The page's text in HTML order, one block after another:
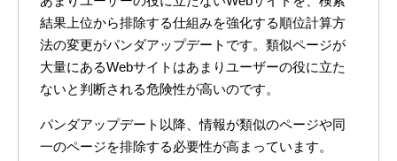
結果上位から排除する仕組みを強化する順位計算方
法の変更がパンダアップデートです。類似ページが
大量にあるWebサイトはあまりユーザーの役に立た
ないと判断される危険性が高いのです。
パンダアップデート以降、情報が類似のページや同
一のページを排除する必要性が高まっています。